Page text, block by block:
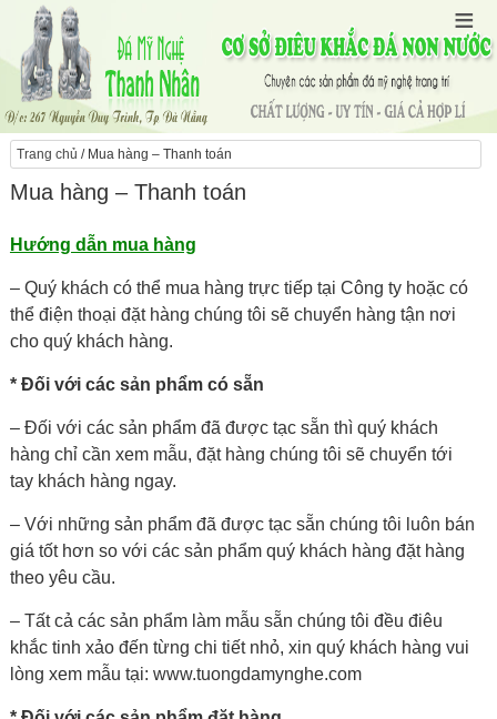
Trang chủ / Mua hàng – Thanh toán
Mua hàng – Thanh toán
Hướng dẫn mua hàng
– Quý khách có thể mua hàng trực tiếp tại Công ty hoặc có
thể điện thoại đặt hàng chúng tôi sẽ chuyển hàng tận nơi
cho quý khách hàng.
* Đối với các sản phẩm có sẵn
– Đối với các sản phẩm đã được tạc sẵn thì quý khách
hàng chỉ cần xem mẫu, đặt hàng chúng tôi sẽ chuyển tới
tay khách hàng ngay.
– Với những sản phẩm đã được tạc sẵn chúng tôi luôn bán
giá tốt hơn so với các sản phẩm quý khách hàng đặt hàng
theo yêu cầu.
– Tất cả các sản phẩm làm mẫu sẵn chúng tôi đều điêu
khắc tinh xảo đến từng chi tiết nhỏ, xin quý khách hàng vui
lòng xem mẫu tại: www.tuongdamynghe.com